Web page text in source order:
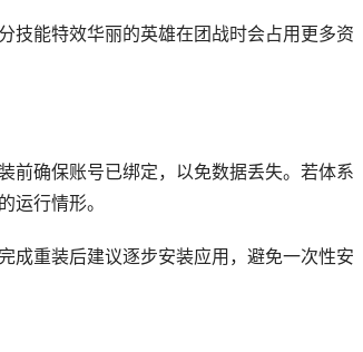
技能特效华丽的英雄在团战时会占用更多资
前确保账号已绑定，以免数据丢失。若体系
运行情形。
成重装后建议逐步安装应用，避免一次性安